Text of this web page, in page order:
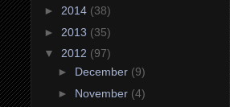
► 2014 (38)
► 2013 (35)
▼ 2012 (97)
► December (9)
► November (4)